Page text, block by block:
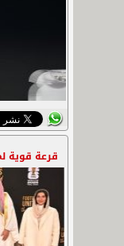
قرعة قوية